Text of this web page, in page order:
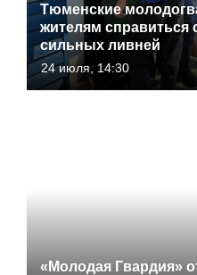
Тюменские
жителям справиться
сильных ливней
24 июля, 14:30
«Молодая Гвардия»